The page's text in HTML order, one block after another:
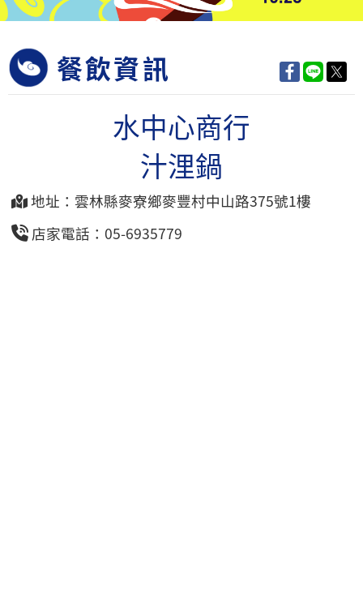
餐飲資訊
水中心商行
汁浬鍋
地址：雲林縣麥寮鄉麥豐村中山路375號1樓
店家電話：05-6935779